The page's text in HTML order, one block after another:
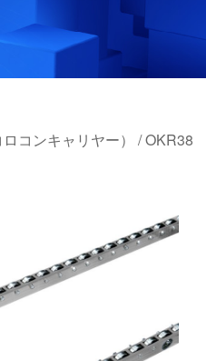
コンキャリヤー） / OKR38